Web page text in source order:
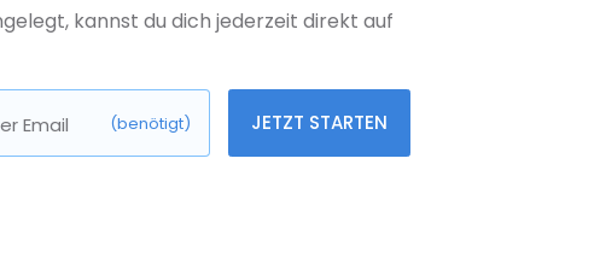
kannst du dich jederzeit direkt auf
Email (benötigt) JETZT STARTEN